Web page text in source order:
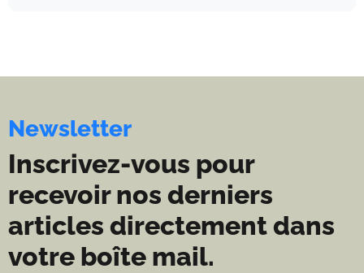
Newsletter
Inscrivez-vous pour
recevoir nos derniers
articles directement dans
votre boîte mail.